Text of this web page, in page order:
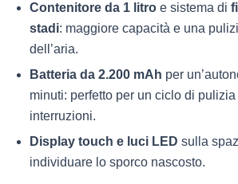
Contenitore da 1 litro e sistema di
stadi: maggiore capacità e una
dell’aria.
Batteria da 2.200 mAh per
minuti: perfetto per un ciclo di
interruzioni.
Display touch e luci LED sulla
individuare lo sporco nascosto.